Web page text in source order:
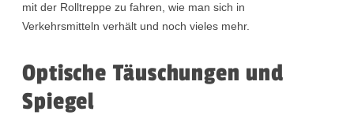
mit der Rolltreppe zu fahren, wie man sich in
Verkehrsmitteln verhält und noch vieles mehr.
Optische Täuschungen und
Spiegel